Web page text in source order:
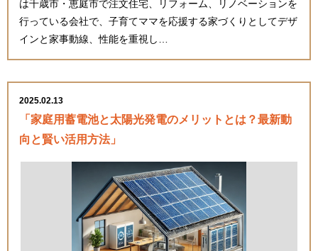
は千歳市・恵庭市で注文住宅、リフォーム、リノベーションを
行っている会社で、子育てママを応援する家づくりとしてデザ
インと家事動線、性能を重視し…
2025.02.13
「家庭用蓄電池と太陽光発電のメリットとは？最新動
向と賢い活用方法」